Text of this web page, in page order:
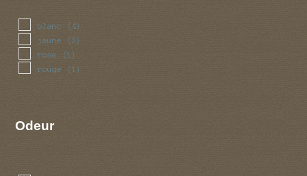
blanc (4)
jaune (3)
rose (1)
rouge (1)
Odeur